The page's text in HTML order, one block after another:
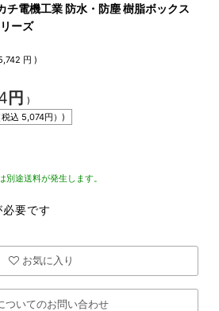
チ電機工業 防水・防塵 樹脂ボックス
ーズ
円 )
円 )
込 5,074円）)
別途送料が発生します。
必要です
お気に入り
ついてのお問い合わせ